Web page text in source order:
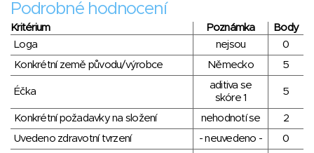
Podrobné hodnocení
Kritérium Poznámka
Body
Loga
nejsou
0
Konkrétní země původu/výrobce
Německo 5
Éčka
aditiva se
skóre 1
5
Konkrétní požadavky na složení nehodnotí se
2
Uvedeno zdravotní tvrzení
- neuvedeno -
0